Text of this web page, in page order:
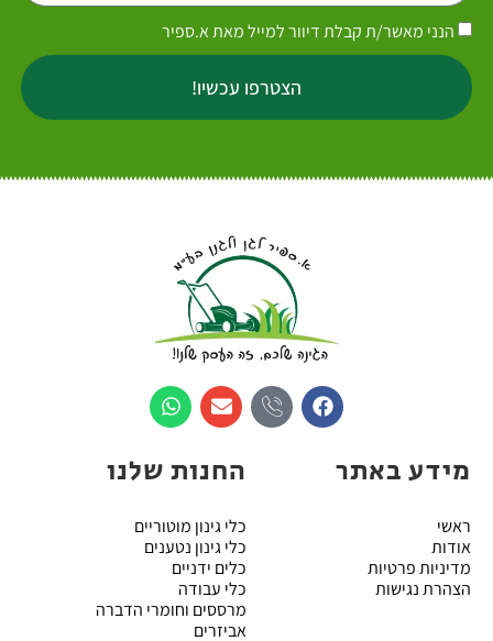
הנני מאשר/ת קבלת דיוור למייל מאת א.ספיר
הצטרפו עכשיו!
מידע באתר
ראשי
אודות
מדיניות פרטיות
הצהרת נגישות
החנות שלנו
כלי גינון מוטוריים
כלי גינון נטענים
כלים ידניים
כלי עבודה
מרססים וחומרי הדברה
אביזרים